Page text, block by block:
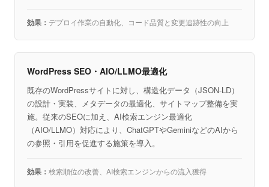
デプロイ作業の自動化、コード品質と変更追跡性の向上
WordPress SEO・AIO/LLMO最適化
既存のWordPressサイトに対し、構造化データ（JSON-LD）
の設計・実装、メタデータの最適化、サイトマップ整備を実
施。従来のSEOに加え、AI検索エンジン最適化
（AIO/LLMO）対応により、ChatGPTやGeminiなどのAIから
の参照・引用を促進する施策を導入。
検索順位の改善、AI検索エンジンからの流入獲得